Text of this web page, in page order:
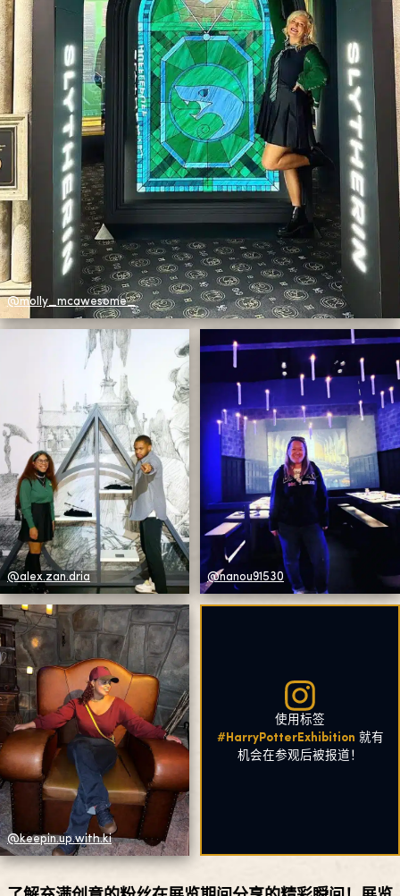
@molly_mcawesome_
@alex.zan.dria @nanou91530
@keepin.up.with.ki
使用标签
#HarryPotterExhibition 就有
机会在参观后被报道！